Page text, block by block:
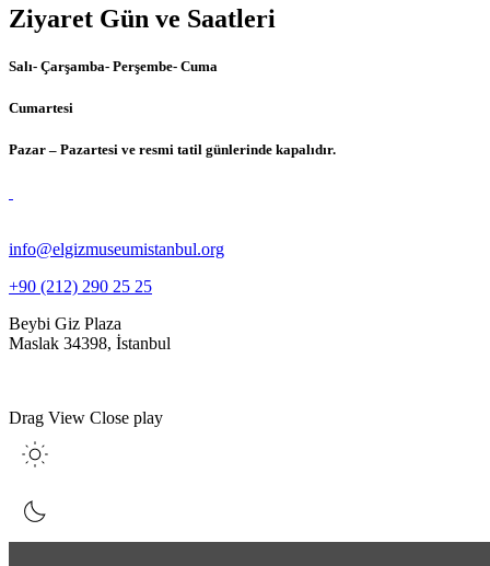
Ziyaret Gün ve Saatleri
Salı- Çarşamba- Perşembe- Cuma
Cumartesi
Pazar – Pazartesi ve resmi tatil günlerinde kapalıdır.
info@elgizmuseumistanbul.org
+90 (212) 290 25 25
Beybi Giz Plaza
Maslak 34398, İstanbul
Drag View Close play